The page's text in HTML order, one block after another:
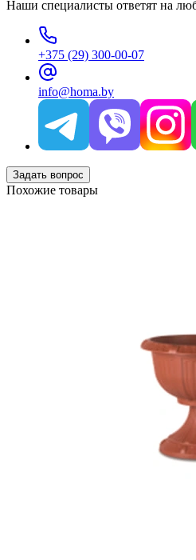
Наши специалисты ответят на
+375 (29) 300-00-07
info@homa.by
Задать вопрос
Похожие товары